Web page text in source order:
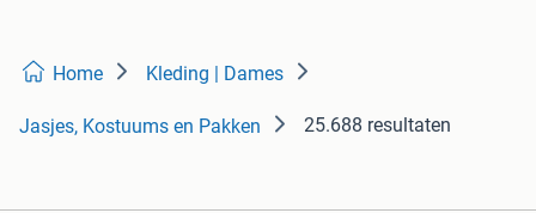
Home Kleding | Dames
Jasjes, Kostuums en Pakken 25.688 resultaten